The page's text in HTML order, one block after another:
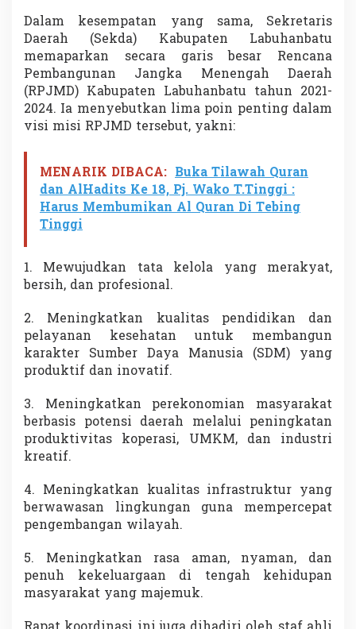
n
a
Dalam kesempatan yang sama, Sekretaris
Daerah (Sekda) Kabupaten Labuhanbatu
memaparkan secara garis besar Rencana
Pembangunan Jangka Menengah Daerah
(RPJMD) Kabupaten Labuhanbatu tahun 2021-
2024. Ia menyebutkan lima poin penting dalam
visi misi RPJMD tersebut, yakni:
MENARIK DIBACA: Buka Tilawah Quran
dan AlHadits Ke 18, Pj. Wako T.Tinggi :
Harus Membumikan Al Quran Di Tebing
Tinggi
1. Mewujudkan tata kelola yang merakyat,
bersih, dan profesional.
2. Meningkatkan kualitas pendidikan dan
pelayanan kesehatan untuk membangun
karakter Sumber Daya Manusia (SDM) yang
produktif dan inovatif.
3. Meningkatkan perekonomian masyarakat
berbasis potensi daerah melalui peningkatan
produktivitas koperasi, UMKM, dan industri
kreatif.
4. Meningkatkan kualitas infrastruktur yang
berwawasan lingkungan guna mempercepat
pengembangan wilayah.
5. Meningkatkan rasa aman, nyaman, dan
penuh kekeluargaan di tengah kehidupan
masyarakat yang majemuk.